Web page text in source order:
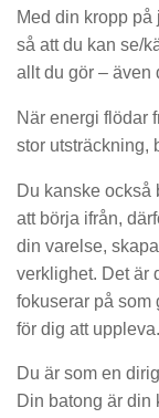
Med din kropp
så att du kan se/
allt du gör – även
När energi flödar
stor utsträckning,
Du kanske också
att börja ifrån,
din varelse,
verklighet. Det är
fokuserar på som
för dig att uppleva.
Du är som en
Din batong är din